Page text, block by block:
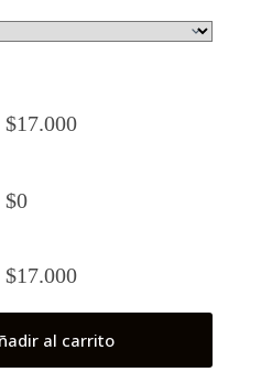
$17.000
$0
$17.000
al carrito